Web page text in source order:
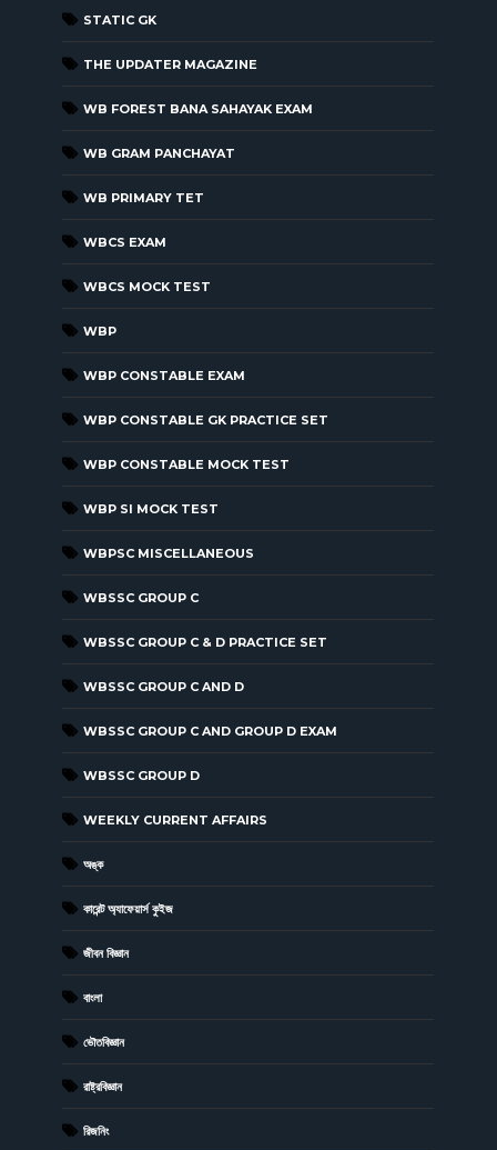
STATIC GK
THE UPDATER MAGAZINE
WB FOREST BANA SAHAYAK EXAM
WB GRAM PANCHAYAT
WB PRIMARY TET
WBCS EXAM
WBCS MOCK TEST
WBP
WBP CONSTABLE EXAM
WBP CONSTABLE GK PRACTICE SET
WBP CONSTABLE MOCK TEST
WBP SI MOCK TEST
WBPSC MISCELLANEOUS
WBSSC GROUP C
WBSSC GROUP C & D PRACTICE SET
WBSSC GROUP C AND D
WBSSC GROUP C AND GROUP D EXAM
WBSSC GROUP D
WEEKLY CURRENT AFFAIRS
অঙ্ক
কারেন্ট অ্যাফেয়ার্স কুইজ
জীবন বিজ্ঞান
বাংলা
ভৌতবিজ্ঞান
রাষ্ট্রবিজ্ঞান
রিজনিং